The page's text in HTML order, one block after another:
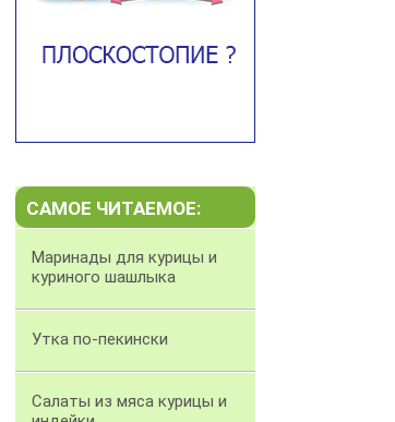
САМОЕ ЧИТАЕМОЕ:
Маринады для курицы и
куриного шашлыка
Утка по-пекински
Салаты из мяса курицы и